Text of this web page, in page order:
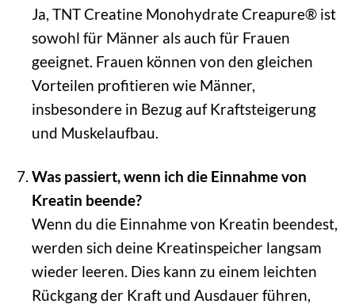
Ja, TNT Creatine Monohydrate Creapure® ist
sowohl für Männer als auch für Frauen
geeignet. Frauen können von den gleichen
Vorteilen profitieren wie Männer,
insbesondere in Bezug auf Kraftsteigerung
und Muskelaufbau.
Was passiert, wenn ich die Einnahme von
Kreatin beende?
Wenn du die Einnahme von Kreatin beendest,
werden sich deine Kreatinspeicher langsam
wieder leeren. Dies kann zu einem leichten
Rückgang der Kraft und Ausdauer führen,